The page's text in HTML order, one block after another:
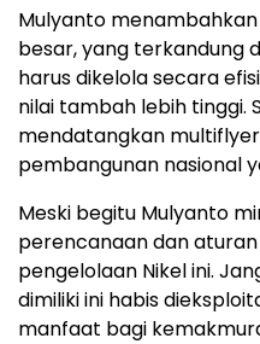
Mulyanto
besar, yang terkandung
harus dikelola secara
nilai tambah lebih tinggi.
mendatangkan
pembangunan nasional
Meski begitu Mulyanto
perencanaan dan
pengelolaan Nikel ini.
dimiliki ini habis
manfaat bagi